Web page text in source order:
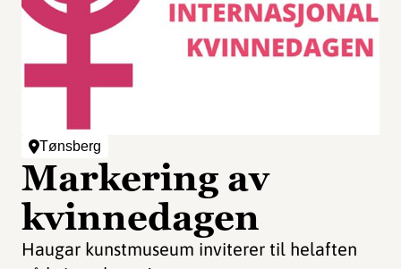
Tønsberg
Markering av
kvinnedagen
Haugar kunstmuseum inviterer til helaften